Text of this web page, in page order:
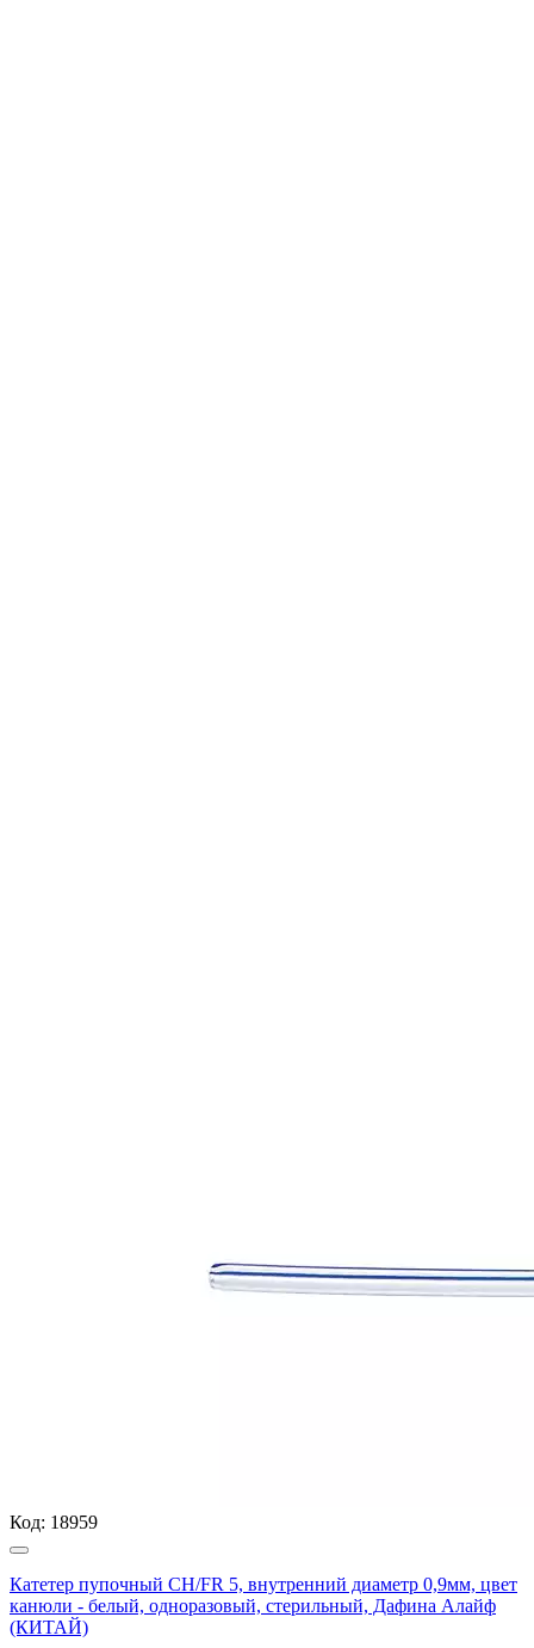
Код: 18959
Катетер пупочный СН/FR 5, внутренний диаметр 0,9мм, цвет
канюли - белый, одноразовый, стерильный, Дафина Алайф
(КИТАЙ)